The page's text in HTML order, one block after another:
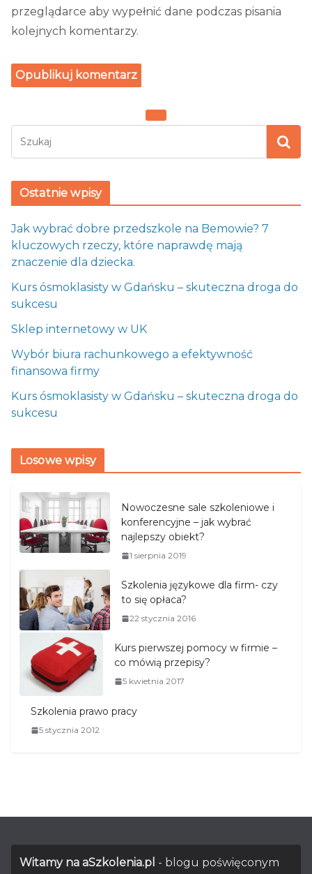
przeglądarce aby wypełnić dane podczas pisania
kolejnych komentarzy.
Ostatnie wpisy
Jak wybrać dobre przedszkole na Bemowie? 7
kluczowych rzeczy, które naprawdę mają
znaczenie dla dziecka.
Kurs ósmoklasisty w Gdańsku – skuteczna droga do
sukcesu
Sklep internetowy w UK
Wybór biura rachunkowego a efektywność
finansowa firmy
Kurs ósmoklasisty w Gdańsku – skuteczna droga do
sukcesu
Losowe wpisy
Nowoczesne sale szkoleniowe i
konferencyjne – jak wybrać
najlepszy obiekt?
1 sierpnia 2019
Szkolenia językowe dla firm- czy
to się opłaca?
22 stycznia 2016
Kurs pierwszej pomocy w firmie –
co mówią przepisy?
5 kwietnia 2017
Szkolenia prawo pracy
5 stycznia 2012
Witamy na aSzkolenia.pl - blogu poświęconym